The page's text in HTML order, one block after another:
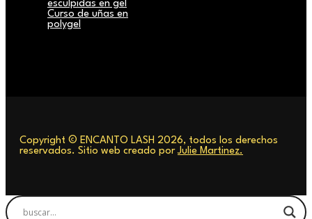
esculpidas en gel
Curso de uñas en
polygel
Copyright © ENCANTO LASH 2026, todos los derechos
reservados. Sitio web creado por Julie Martinez.